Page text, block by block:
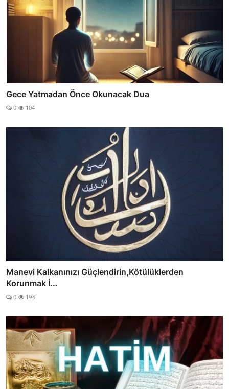
Gece Yatmadan Önce Okunacak Dua
0 104
Manevi Kalkanınızı Güçlendirin,Kötülüklerden
Korunmak İ...
0 193